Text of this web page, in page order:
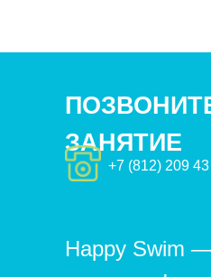
ЗАНЯТИЕ
+7 (812) 209
Happy Swim